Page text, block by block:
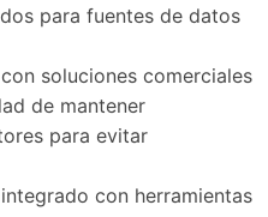
para fuentes de datos
soluciones comerciales
de mantener
para evitar
con herramientas